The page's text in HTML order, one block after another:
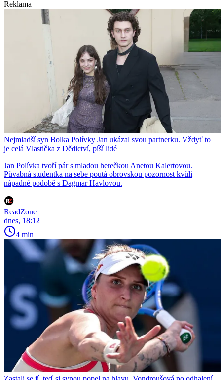
Reklama
Nejmladší syn Bolka Polívky Jan ukázal svou partnerku. Vždyť to
je celá Vlastička z Dědictví, píší lidé
Jan Polívka tvoří pár s mladou herečkou Anetou Kalertovou.
Půvabná studentka na sebe poutá obrovskou pozornost kvůli
nápadné podobě s Dagmar Havlovou.
ReadZone
dnes, 18:12
4 min
Zastali se jí, teď si sypou popel na hlavu. Vondroušová po odhalení